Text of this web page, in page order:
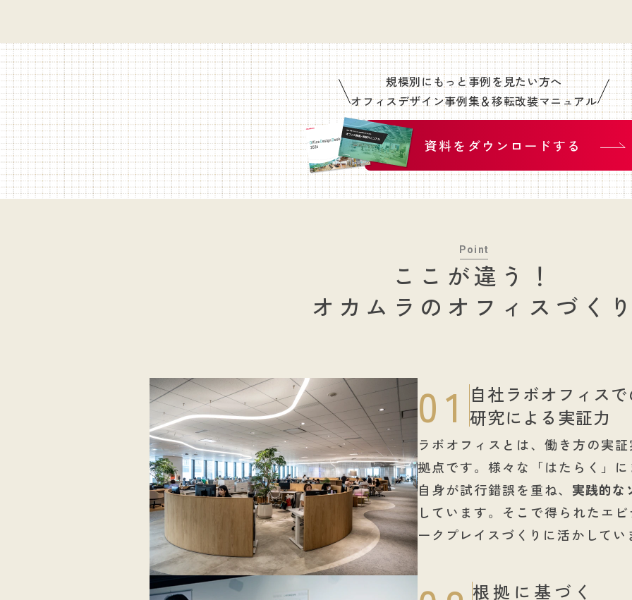
規模別にもっと事例を見たい方へ
オフィスデザイン事例集＆移転改装マニュアル
資料をダウンロードする
Point
ここが違う！
オカムラのオフィスづく
01
自社ラボオフィス
研究による実証力
ラボオフィスとは、働き方の実
拠点です。様々な「はたらく」
自身が試行錯誤を重ね、 実践的な
しています。そこで得られたエ
ークプレイスづくりに活かしてい
根拠に基づく